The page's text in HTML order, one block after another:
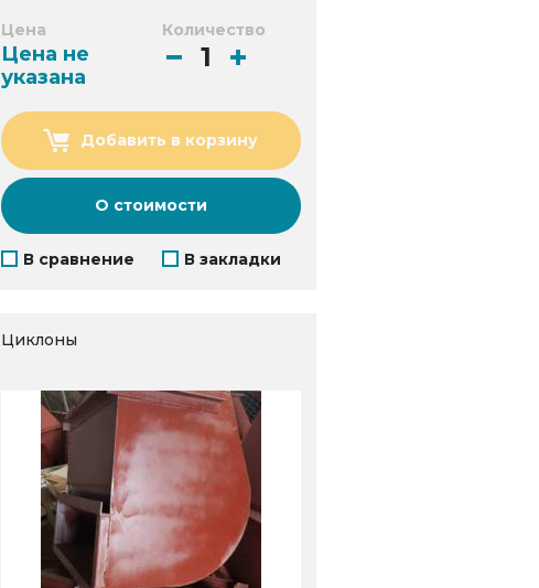
Цена
Цена не
указана
Количество
Добавить в корзину
О стоимости
В сравнение В закладки
Циклоны